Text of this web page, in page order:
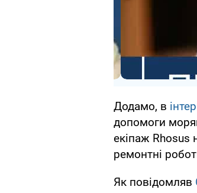
Додамо, в
допомоги
екіпаж Rhosus
ремонтні
Як повідомляв